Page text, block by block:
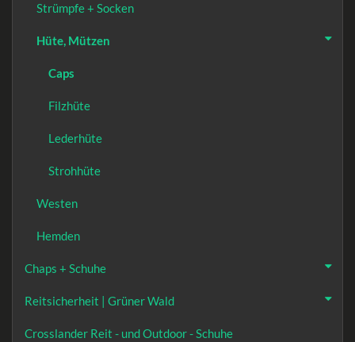
Strümpfe + Socken
Hüte, Mützen
Caps
Filzhüte
Lederhüte
Strohhüte
Westen
Hemden
Chaps + Schuhe
Reitsicherheit | Grüner Wald
Crosslander Reit - und Outdoor - Schuhe